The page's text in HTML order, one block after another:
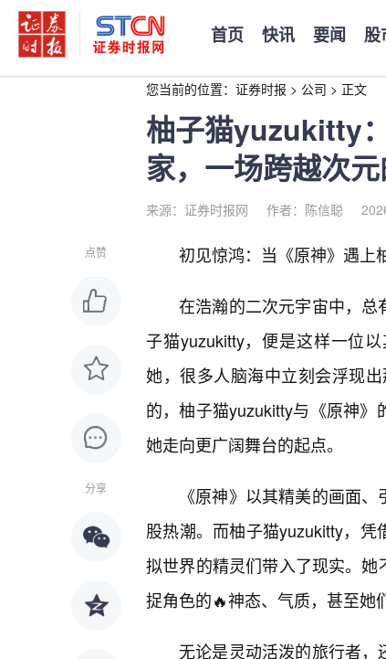
首页 快讯 要闻 股
您当前的位置： 证券时报 > 公司 > 正文
柚子猫yuzukitty
家，一场跨越次
来源：证券时报网 作者：陈信聪
点赞
分享
初见惊鸿：当《原神》遇上
在浩瀚的二次元宇宙中，
子猫yuzukitty，便是这样一位
她，很多人脑海中立刻会浮现
的，柚子猫yuzukitty与《原神
她走向更广阔舞台的起点。
《原神》以其精美的画面
股热潮。而柚子猫yuzukitty，
拟世界的精灵们带入了现实。
捉角色的🔥神态、气质，甚至她
无论是灵动活泼的旅行者